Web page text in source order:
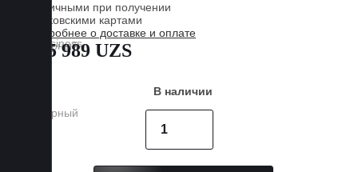
Наличными при получении
Банковскими картами
Подробнее о доставке и оплате
885 989 UZS
В наличии